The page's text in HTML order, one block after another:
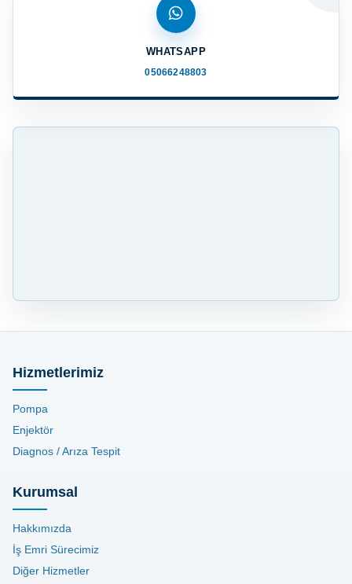
WHATSAPP
05066248803
Hizmetlerimiz
Pompa
Enjektör
Diagnos / Arıza Tespit
Kurumsal
Hakkımızda
İş Emri Sürecimiz
Diğer Hizmetler